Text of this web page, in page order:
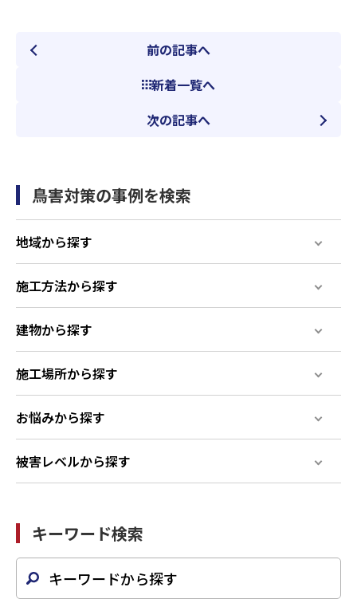
前の記事へ
新着一覧へ
次の記事へ
鳥害対策の事例を検索
地域から探す
施工方法から探す
建物から探す
施工場所から探す
お悩みから探す
被害レベルから探す
キーワード検索